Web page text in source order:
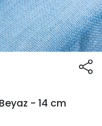
- 14 cm